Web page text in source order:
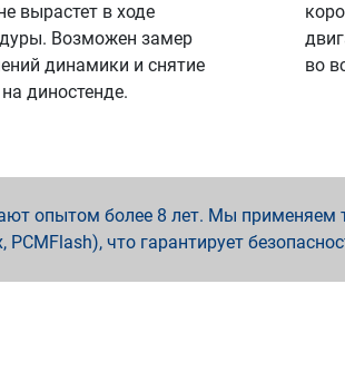
вырастет в ходе
Возможен замер
динамики и снятие
диностенде.
во
опытом более 8 лет. Мы применяем
PCMFlash), что гарантирует